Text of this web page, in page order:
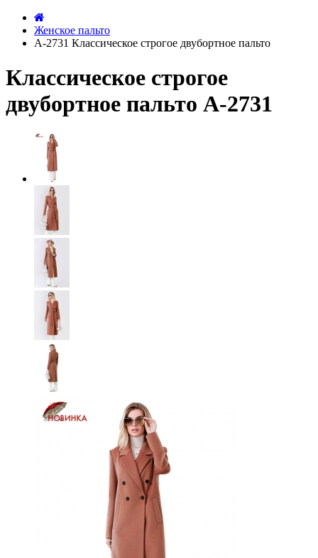
Женское пальто
А-2731 Классическое строгое двубортное пальто
Классическое строгое
двубортное пальто А-2731